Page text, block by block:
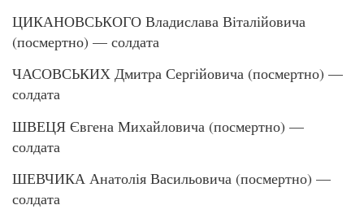
ЦИКАНОВСЬКОГО Владислава Віталійовича
(посмертно) — солдата
ЧАСОВСЬКИХ Дмитра Сергійовича (посмертно) —
солдата
ШВЕЦЯ Євгена Михайловича (посмертно) —
солдата
ШЕВЧИКА Анатолія Васильовича (посмертно) —
солдата